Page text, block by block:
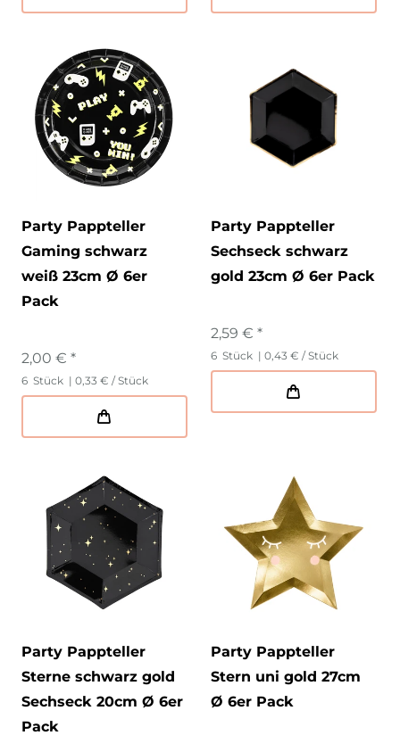
Party Pappteller
Gaming schwarz
weiß 23cm Ø 6er
Pack
2,00 € *
6 Stück | 0,33 € / Stück
Party Pappteller
Sechseck schwarz
gold 23cm Ø 6er Pack
2,59 € *
6 Stück | 0,43 € / Stück
Party Pappteller
Sterne schwarz gold
Sechseck 20cm Ø 6er
Pack
Party Pappteller
Stern uni gold 27cm
Ø 6er Pack